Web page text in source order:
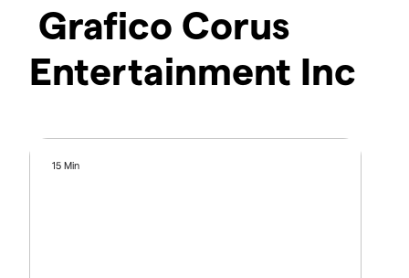
Grafico Corus
Entertainment Inc
15 Min